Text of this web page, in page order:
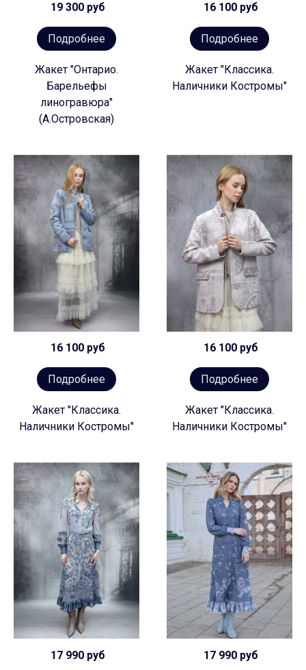
19 300 руб
Подробнее
Жакет "Онтарио.
Барельефы
линогравюра"
(А.Островская)
16 100 руб
Подробнее
Жакет "Классика.
Наличники Костромы"
16 100 руб
Подробнее
Жакет "Классика.
Наличники Костромы"
16 100 руб
Подробнее
Жакет "Классика.
Наличники Костромы"
17 990 руб 17 990 руб